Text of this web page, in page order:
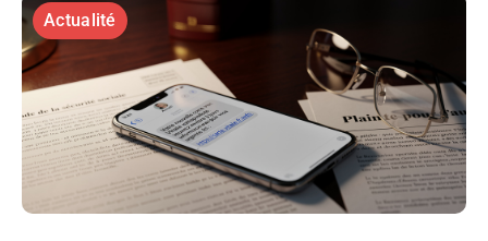
Actualité